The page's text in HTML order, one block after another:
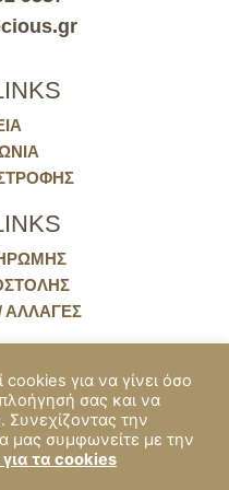
ΑΛΛΑΓΈΣ
cookies για να γίνει όσο
σας και να
Συνεχίζοντας την
μας συμφωνείτε με την
τα cookies